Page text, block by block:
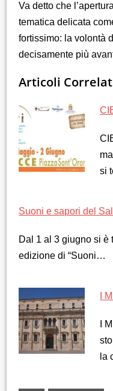
Va detto che
tematica delicata
fortissimo: la volontà
decisamente più
Articoli
si
Suoni e sapori del
Dal 1 al 3 giugno si è
edizione di “Suoni…
I
I
la